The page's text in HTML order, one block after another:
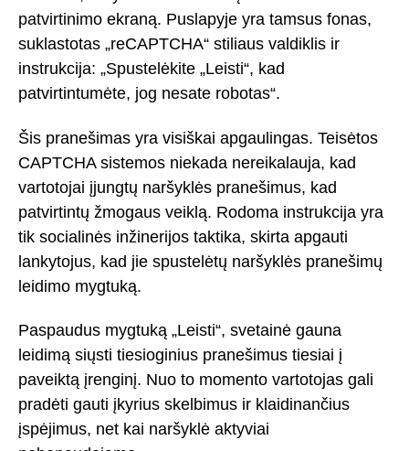
patvirtinimo ekraną. Puslapyje yra tamsus fonas,
suklastotas „reCAPTCHA“ stiliaus valdiklis ir
instrukcija: „Spustelėkite „Leisti“, kad
patvirtintumėte, jog nesate robotas“.
Šis pranešimas yra visiškai apgaulingas. Teisėtos
CAPTCHA sistemos niekada nereikalauja, kad
vartotojai įjungtų naršyklės pranešimus, kad
patvirtintų žmogaus veiklą. Rodoma instrukcija yra
tik socialinės inžinerijos taktika, skirta apgauti
lankytojus, kad jie spustelėtų naršyklės pranešimų
leidimo mygtuką.
Paspaudus mygtuką „Leisti“, svetainė gauna
leidimą siųsti tiesioginius pranešimus tiesiai į
paveiktą įrenginį. Nuo to momento vartotojas gali
pradėti gauti įkyrius skelbimus ir klaidinančius
įspėjimus, net kai naršyklė aktyviai